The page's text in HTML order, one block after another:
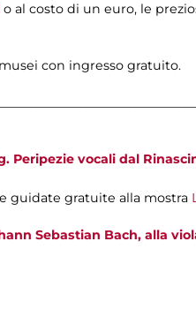
o al costo di un euro, le
con ingresso gratuito.
Peripezie vocali dal
guidate gratuite alla mostra
Sebastian Bach, alla